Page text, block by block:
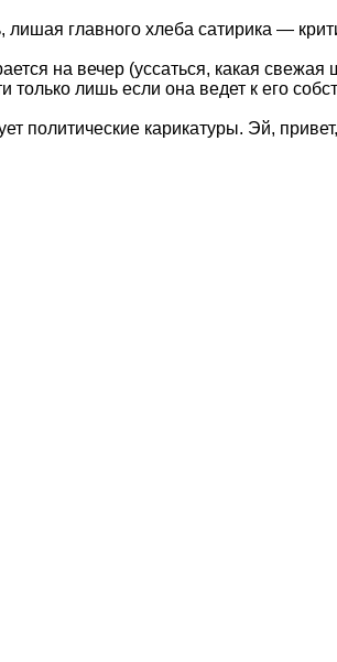
главного хлеба сатирика —
на вечер (уссаться, какая свежая
только лишь если она ведет к его
политические карикатуры. Эй,